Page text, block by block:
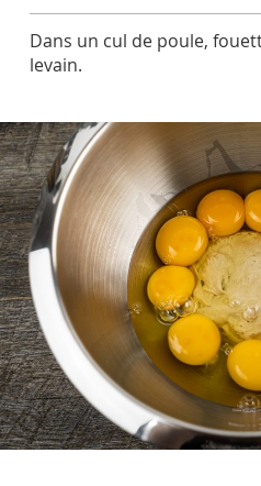
Dans un cul de poule,
levain.